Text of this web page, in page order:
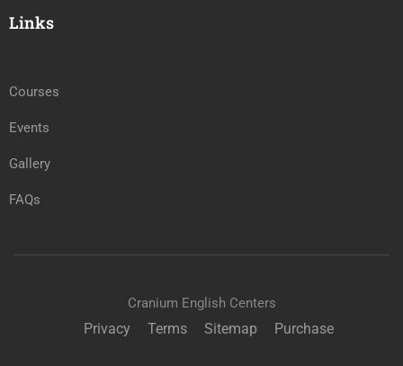
Links
Courses
Events
Gallery
FAQs
Cranium English Centers
Privacy Terms Sitemap Purchase